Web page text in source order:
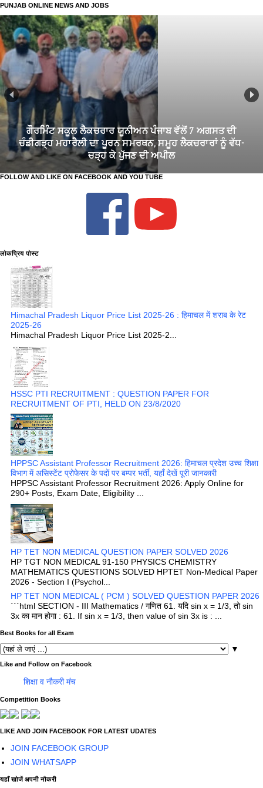
PUNJAB ONLINE NEWS AND JOBS
ਗੌਰਮਿੰਟ ਸਕੂਲ ਲੈਕਚਰਾਰ ਯੂਨੀਅਨ ਪੰਜਾਬ ਵੱਲੋਂ 7 ਅਗਸਤ ਦੀ
ਚੰਡੀਗੜ੍ਹ ਮਹਾਰੈਲੀ ਦਾ ਪੂਰਨ ਸਮਰਥਨ, ਸਮੂਹ ਲੈਕਚਰਾਰਾਂ ਨੂੰ ਵੱਧ-
ਚੜ੍ਹ ਕੇ ਪੁੱਜਣ ਦੀ ਅਪੀਲ
FOLLOW AND LIKE ON FACEBOOK AND YOU TUBE
लोकप्रिय पोस्ट
Himachal Pradesh Liquor Price List 2025-26 : हिमाचल में शराब के रेट
2025-26
Himachal Pradesh Liquor Price List 2025-2...
HSSC PTI RECRUITMENT : QUESTION PAPER FOR
RECRUITMENT OF PTI, HELD ON 23/8/2020
HPPSC Assistant Professor Recruitment 2026: हिमाचल प्रदेश उच्च शिक्षा
विभाग में असिस्टेंट प्रोफेसर के पदों पर बम्पर भर्ती, यहाँ देखें पूरी जानकारी
HPPSC Assistant Professor Recruitment 2026: Apply Online for
290+ Posts, Exam Date, Eligibility ...
HP TET NON MEDICAL QUESTION PAPER SOLVED 2026
HP TGT NON MEDICAL 91-150 PHYSICS CHEMISTRY
MATHEMATICS QUESTIONS SOLVED HPTET Non-Medical Paper
2026 - Section I (Psychol...
HP TET NON MEDICAL ( PCM ) SOLVED QUESTION PAPER 2026
```html SECTION - III Mathematics / गणित 61. यदि sin x = 1/3, तो sin
3x का मान होगा : 61. If sin x = 1/3, then value of sin 3x is : ...
Best Books for all Exam
▼
Like and Follow on Facebook
शिक्षा व नौकरी मंच
Competition Books
LIKE AND JOIN FACEBOOK FOR LATEST UDATES
JOIN FACEBOOK GROUP
JOIN WHATSAPP
यहाँ खोजें अपनी नौकरी